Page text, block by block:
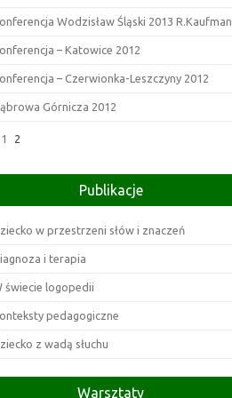
Wodzisław Śląski 2013 R.Kaufman
– Katowice 2012
– Czerwionka-Leszczyny 2012
Górnicza 2012
1 2
Publikacje
w przestrzeni słów i znaczeń
i terapia
świecie logopedii
pedagogiczne
z wadą słuchu
Warsztaty